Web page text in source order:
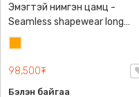
Эмэгтэй нимгэн цамц -
Seamless shapewear long
sleeve t-shirt, 40-60кг жинд
таарна, ZARA, 8779/458/615,
Урт ханцуйтай
98,500₮
Бэлэн байгаа